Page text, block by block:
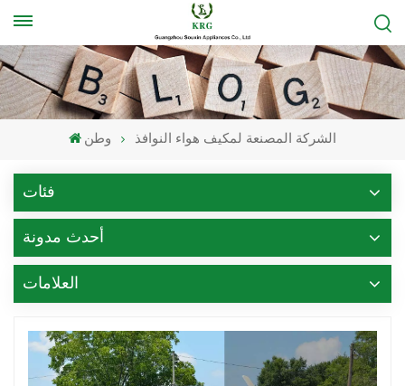
وطن الشركة المصنعة لمكيف هواء النوافذ
فئات
أحدث مدونة
العلامات